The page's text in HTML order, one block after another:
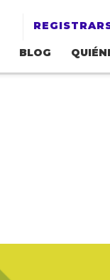
BLOG